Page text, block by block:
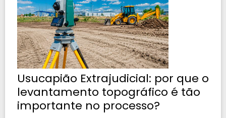
Usucapião Extrajudicial: por que o
levantamento topográfico é tão
importante no processo?